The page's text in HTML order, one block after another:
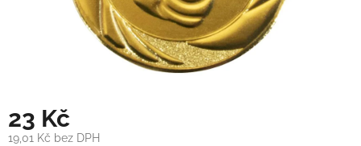
23 Kč
19,01 Kč bez DPH